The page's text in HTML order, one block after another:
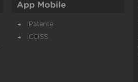
App Mobile
iPatente
iCCISS